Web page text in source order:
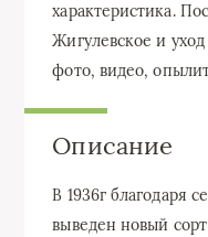
характеристика.
Жигулевское и
фото, видео,
Описание
В 1936г благодаря
выведен новый